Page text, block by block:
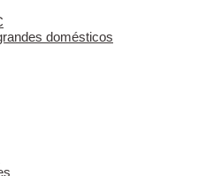
domésticos